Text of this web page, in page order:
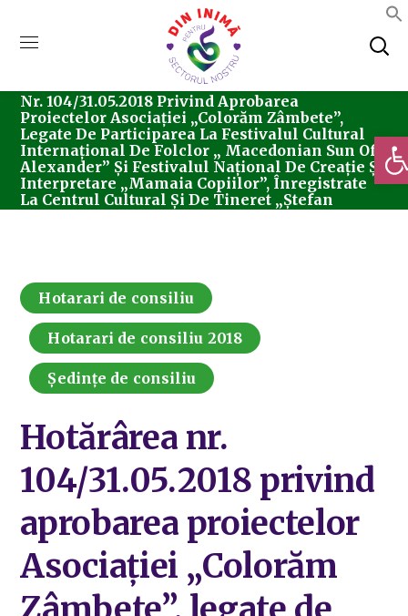
Consiliul Local Sector 5
Hotarari De Consiliu
Nr. 104/31.05.2018 Privind Aprobarea
Proiectelor Asociației „Colorăm Zâmbete”,
Legate De Participarea La Festivalul Cultural
Internațional De Folclor „ Macedonian Sun Of
Alexander” Și Festivalul Național De Creație Și
Interpretare „Mamaia Copiilor”, Înregistrate
La Centrul Cultural Și De Tineret „Ștefan
Hotarari de consiliu
Hotarari de consiliu 2018
Ședințe de consiliu
Hotărârea nr.
104/31.05.2018 privind
aprobarea proiectelor
Asociației „Colorăm